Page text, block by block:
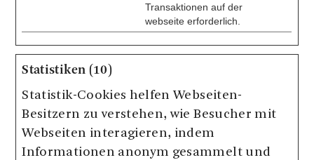
Transaktionen auf der
webseite erforderlich.
Statistiken (10)
Statistik-Cookies helfen Webseiten-
Besitzern zu verstehen, wie Besucher mit
Webseiten interagieren, indem
Informationen anonym gesammelt und